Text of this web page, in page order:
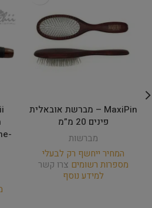
MaxiPin – מברשת אובאלית
פינים 20 מ”מ
מברשות
המחיר ייחשף רק לבעלי
מספרות רשומים צרו קשר
למידע נוסף